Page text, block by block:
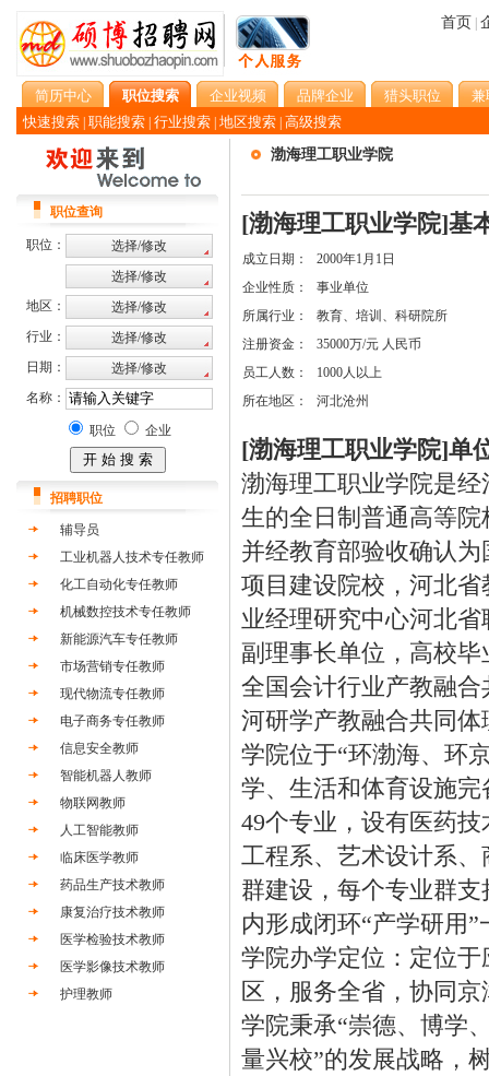
首页
简历中心 职位搜索 企业视频 品牌企业 猎头职位
兼
快速搜索 职能搜索 行业搜索 地区搜索 高级搜索
职位查询
职位：
地区：
行业：
日期：
名称：
职位 企业
招聘职位
辅导员
工业机器人技术专任教师
化工自动化专任教师
机械数控技术专任教师
新能源汽车专任教师
市场营销专任教师
现代物流专任教师
电子商务专任教师
信息安全教师
智能机器人教师
物联网教师
人工智能教师
临床医学教师
药品生产技术教师
康复治疗技术教师
医学检验技术教师
医学影像技术教师
护理教师
渤海理工职业学院
[渤海理工职业学院]基
成立日期：
2000年1月1日
企业性质：
事业单位
所属行业：
教育、培训、科研院所
注册资金：
35000万/元 人民币
员工人数：
1000人以上
所在地区：
河北沧州
[渤海理工职业学院]单
渤海理工职业学院是
生的全日制普通高等
并经教育部验收确认
项目建设院校，河北
业经理研究中心河北
副理事长单位，高校
全国会计行业产教融
河研学产教融合共同体
学院位于“环渤海、环
学、生活和体育设施
49个专业，设有医药
工程系、艺术设计系
群建设，每个专业群
内形成闭环“产学研用
学院办学定位：定位
区，服务全省，协同
学院秉承“崇德、博学
量兴校”的发展战略，